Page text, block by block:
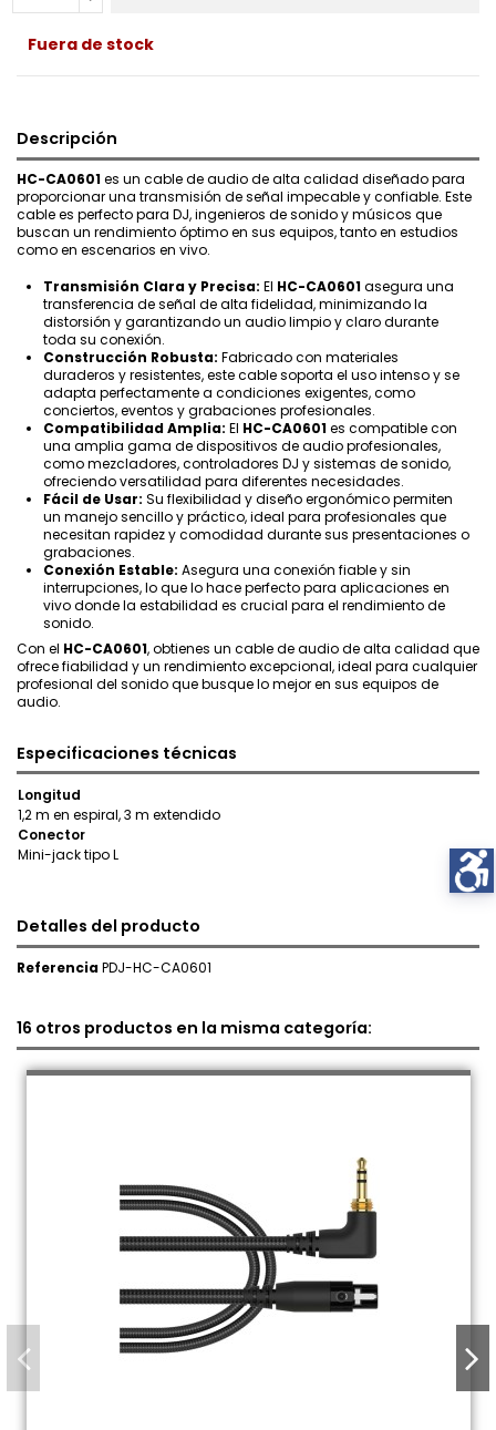
Fuera de stock
Descripción
HC-CA0601es un cable de audio de alta calidad diseñado para
proporcionar una transmisión de señal impecable y confiable. Este
cable es perfecto para DJ, ingenieros de sonido y músicos que
buscan un rendimiento óptimo en sus equipos, tanto en estudios
como en escenarios en vivo.
Transmisión Clara y Precisa: El HC-CA0601asegura una
transferencia de señal de alta fidelidad, minimizando la
distorsión y garantizando un audio limpio y claro durante
toda su conexión.
Construcción Robusta: Fabricado con materiales
duraderos y resistentes, este cable soporta el uso intenso y se
adapta perfectamente a condiciones exigentes, como
conciertos, eventos y grabaciones profesionales.
Compatibilidad Amplia: El HC-CA0601es compatible con
una amplia gama de dispositivos de audio profesionales,
como mezcladores, controladores DJ y sistemas de sonido,
ofreciendo versatilidad para diferentes necesidades.
Fácil de Usar: Su flexibilidad y diseño ergonómico permiten
un manejo sencillo y práctico, ideal para profesionales que
necesitan rapidez y comodidad durante sus presentaciones o
grabaciones.
Conexión Estable: Asegura una conexión fiable y sin
interrupciones, lo que lo hace perfecto para aplicaciones en
vivo donde la estabilidad es crucial para el rendimiento de
sonido.
Con el HC-CA0601, obtienes un cable de audio de alta calidad que
ofrece fiabilidad y un rendimiento excepcional, ideal para cualquier
profesional del sonido que busque lo mejor en sus equipos de
audio.
Especificaciones técnicas
Longitud
1,2 m en espiral, 3 m extendido
Conector
Mini-jack tipo L
Detalles del producto
ReferenciaPDJ-HC-CA0601
16 otros productos en la misma categoría: